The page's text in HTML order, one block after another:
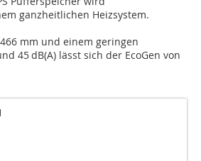
ganzheitlichen Heizsystem.
mm und einem geringen
45 dB(A) lässt sich der EcoGen von